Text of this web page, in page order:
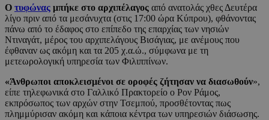
Ο τυφώνας μπήκε στο αρχιπέλαγος από ανατολάς χθες Δευτέρα
λίγο πριν από τα μεσάνυχτα (στις 17:00 ώρα Κύπρου), φθάνοντας
πάνω από το έδαφος στο επίπεδο της επαρχίας των νησιών
Ντιναγάτ, μέρος του αρχιπελάγους Βισάγιας, με ανέμους που
έφθαναν ως ακόμη και τα 205 χ.α.ώ., σύμφωνα με τη
μετεωρολογική υπηρεσία των Φιλιππίνων.
«Άνθρωποι αποκλεισμένοι σε οροφές ζήτησαν να διασωθούν»,
είπε τηλεφωνικά στο Γαλλικό Πρακτορείο ο Ρον Ράμος,
εκπρόσωπος των αρχών στην Τσεμπού, προσθέτοντας πως
πλημμύρισαν ακόμη και κάποια κέντρα των υπηρεσιών διάσωσης.